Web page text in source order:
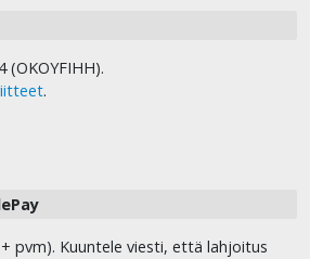
(OKOYFIHH).
.
pvm). Kuuntele viesti, että lahjoitus